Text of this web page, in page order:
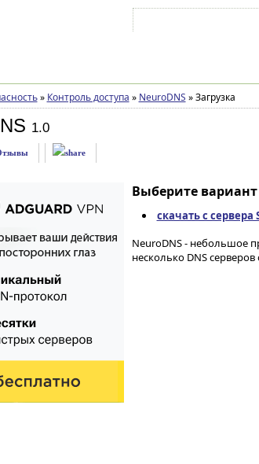
» Контроль доступа » NeuroDNS »Загрузка
1.0
Выберите вариант
скачать с сервера
NeuroDNS - небольшое
несколько DNS